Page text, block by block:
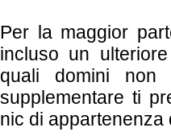
Per la maggior
incluso un
quali domini non
supplementare ti
nic di